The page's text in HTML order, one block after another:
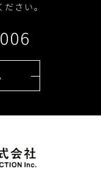
さい。